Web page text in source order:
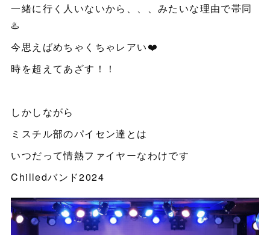
一緒に行く人いないから、、、みたいな理由で帯同
♨️
今思えばめちゃくちゃレアい❤️
時を超えてあざす！！
しかしながら
ミスチル部のパイセン達とは
いつだって情熱ファイヤーなわけです
Chilledバンド2024